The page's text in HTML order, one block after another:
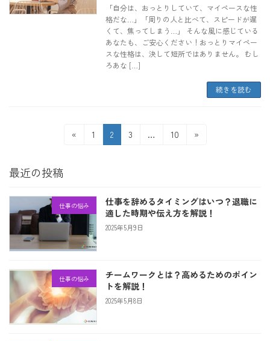
「自分は、おっとりしていて、マイペースな性
格だな…」「周りの人と比べて、スピードが遅
くて、焦ってしまう…」 そんな風に感じている
あなたも、ご安心ください！おっとりマイペー
スな性格は、決して短所ではありません。 むし
ろあな […]
続きを読む
ー
送
り
«
固1
固
定
2
固
3 …
固
10 »
最近の投稿
仕事の悩み
仕事を辞めるタイミングはいつ？退職に
適した時期や伝え方を解説！
2025年5月9日
仕事の悩み
チームワークとは？高めるためのポイン
トを解説！
2025年5月8日